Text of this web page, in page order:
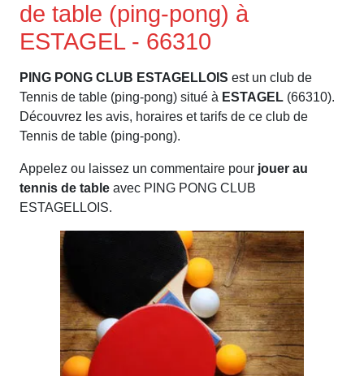
de table (ping-pong) à
ESTAGEL - 66310
PING PONG CLUB ESTAGELLOIS est un club de
Tennis de table (ping-pong) situé à ESTAGEL (66310).
Découvrez les avis, horaires et tarifs de ce club de
Tennis de table (ping-pong).
Appelez ou laissez un commentaire pour jouer au
tennis de table avec PING PONG CLUB
ESTAGELLOIS.